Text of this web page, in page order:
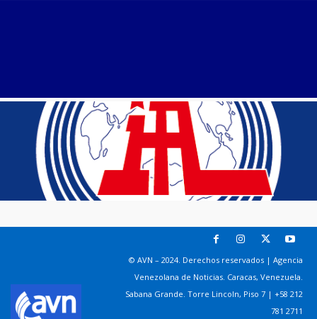
© AVN – 2024. Derechos reservados | Agencia
Venezolana de Noticias. Caracas, Venezuela.
Sabana Grande. Torre Lincoln, Piso 7 | +58 212
781 2711